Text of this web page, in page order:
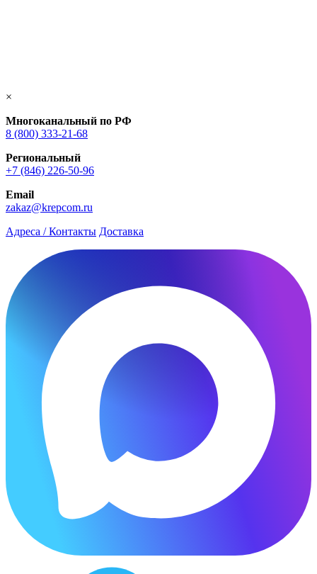
×
Многоканальный по РФ
8 (800) 333‑21-68
Региональный
+7 (846) 226-50-96
Email
zakaz@krepcom.ru
Адреса / Контакты Доставка